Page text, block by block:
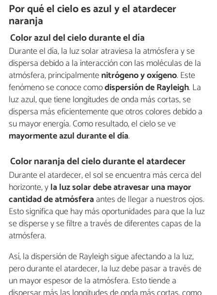
Por qué el cielo es azul y el atardecer
naranja
Color azul del cielo durante el día
Durante el día, la luz solar atraviesa la atmósfera y se
dispersa debido a la interacción con las moléculas de la
atmósfera, principalmentenitrógeno y oxígeno. Este
fenómeno se conoce comodispersión de Rayleigh. La
luz azul, que tiene longitudes de onda más cortas, se
dispersa más eficientemente que otros colores debido a
su mayor energía. Como resultado, el cielo se ve
mayormente azul durante el día.
Color naranja del cielo durante el atardecer
Durante el atardecer, el sol se encuentra más cerca del
horizonte, yla luz solar debe atravesar una mayor
cantidad de atmósferaantes de llegar a nuestros ojos.
Esto significa que hay más oportunidades para que la luz
se disperse y se filtre a través de diferentes capas de la
atmósfera.
Así, la dispersión de Rayleigh sigue afectando a la luz,
pero durante el atardecer, la luz debe pasar a través de
un mayor espesor de la atmósfera. Esto tiende a